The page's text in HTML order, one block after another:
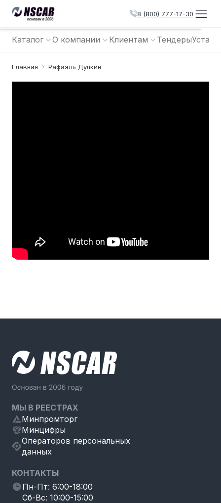
8 (800) 777-17-30
Каталог О компании Клиентам Тендеры
Главная Рафаэль Дулкин
МЫ В РЕЕСТРАХ
Минпромторг
Минцифры
Операторов персональных
данных
КОНТАКТЫ
Пн-Пт: 6:00-18:00
Сб-Вс: 10:00-15:00